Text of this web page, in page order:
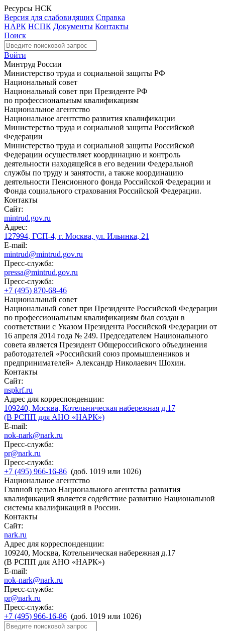
Ресурсы НСК
Версия для слабовидящих Справка
НАРК НСПК Документы Контакты
Поиск
Войти
Минтруд России
Министерство труда и социальной защиты РФ
Национальный совет
Национальный совет при Президенте РФ
по профессиональным квалификациям
Национальное агентство
Национальное агентство развития квалификации
Министерство труда и социальной защиты Российской
Федерации
Министерство труда и социальной защиты Российской
Федерации осуществляет координацию и контроль
деятельности находящейся в его ведении Федеральной
службы по труду и занятости, а также координацию
деятельности Пенсионного фонда Российской Федерации и
Фонда социального страхования Российской Федерации.
Контакты
Сайт:
mintrud.gov.ru
Адрес:
127994, ГСП-4, г. Москва, ул. Ильинка, 21
E-mail:
mintrud@mintrud.gov.ru
Пресс-служба:
pressa@mintrud.gov.ru
Пресс-служба:
+7 (495) 870-68-46
Национальный совет
Национальный совет при Президенте Российской Федерации
по профессиональным квалификациям был создан в
соответствии с Указом Президента Российской Федерации от
16 апреля 2014 года № 249. Председателем Национального
совета является Президент Общероссийского объединения
работодателей «Российский союз промышленников и
предпринимателей» Александр Николаевич Шохин.
Контакты
Сайт:
nspkrf.ru
Адрес для корреспонденции:
109240, Москва, Котельническая набережная д.17
(В РСПП для АНО «НАРК»)
E-mail:
nok-nark@nark.ru
Пресс-служба:
pr@nark.ru
Пресс-служба:
+7 (495) 966-16-86 (доб. 1019 или 1026)
Национальное агентство
Главной целью Национального агентства развития
квалификаций является содействие развитию Национальной
системы квалификаций в России.
Контакты
Сайт:
nark.ru
Адрес для корреспонденции:
109240, Москва, Котельническая набережная д.17
(В РСПП для АНО «НАРК»)
E-mail:
nok-nark@nark.ru
Пресс-служба:
pr@nark.ru
Пресс-служба:
+7 (495) 966-16-86 (доб. 1019 или 1026)